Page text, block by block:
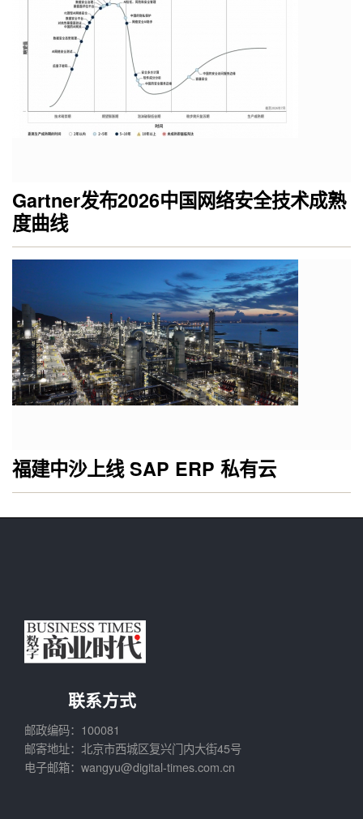
Gartner发布2026中国网络安全技术成熟
度曲线
福建中沙上线 SAP ERP 私有云
联系方式
邮政编码：100081
邮寄地址：北京市西城区复兴门内大街45号
电子邮箱：wangyu@digital-times.com.cn